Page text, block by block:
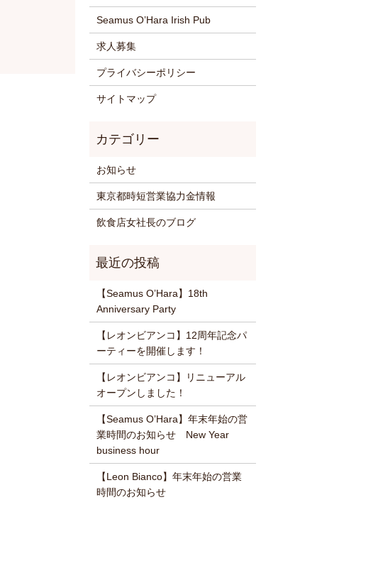
Seamus O’Hara Irish Pub
求人募集
プライバシーポリシー
サイトマップ
お知らせ
東京都時短営業協力金情報
飲食店女社長のブログ
【Seamus O’Hara】18th
Anniversary Party
【レオンビアンコ】12周年記念パ
ーティーを開催します！
【レオンビアンコ】リニューアル
オープンしました！
【Seamus O’Hara】年末年始の営
業時間のお知らせ New Year
business hour
【Leon Bianco】年末年始の営業
時間のお知らせ